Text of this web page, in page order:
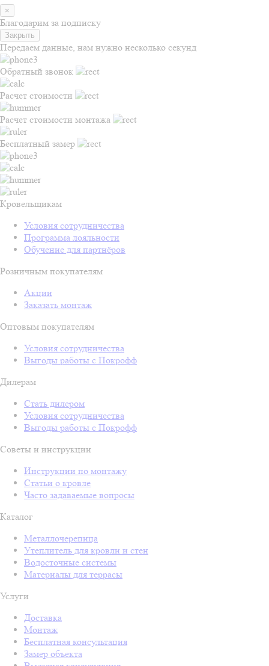
×
Благодарим за подписку
Закрыть
Передаем данные, нам нужно несколько секунд
Обратный звонок
Расчет стоимости
Расчет стоимости монтажа
Бесплатный замер
Кровельщикам
Условия сотрудничества
Программа лояльности
Обучение для партнёров
Розничным покупателям
Акции
Заказать монтаж
Оптовым покупателям
Условия сотрудничества
Выгоды работы с Покрофф
Дилерам
Стать дилером
Условия сотрудничества
Выгоды работы с Покрофф
Советы и инструкции
Инструкции по монтажу
Статьи о кровле
Часто задаваемые вопросы
Каталог
Металлочерепица
Утеплитель для кровли и стен
Водосточные системы
Материалы для террасы
Услуги
Доставка
Монтаж
Бесплатная консультация
Замер объекта